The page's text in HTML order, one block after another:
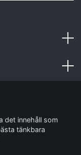
det innehåll som
tänkbara